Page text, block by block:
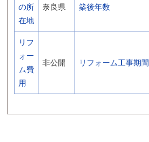
の所
在地
奈良県 築後年数
リフ
ォー
ム費
用
非公開 リフォーム工事期間